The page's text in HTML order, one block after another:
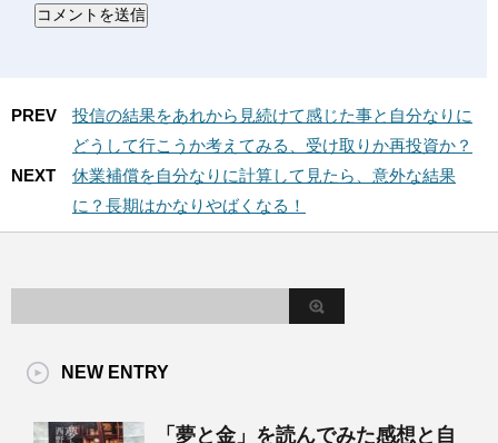
PREV
投信の結果をあれから見続けて感じた事と自分なりに
どうして行こうか考えてみる、受け取りか再投資か？
NEXT
休業補償を自分なりに計算して見たら、意外な結果
に？長期はかなりやばくなる！
NEW ENTRY
「夢と金」を読んでみた感想と自